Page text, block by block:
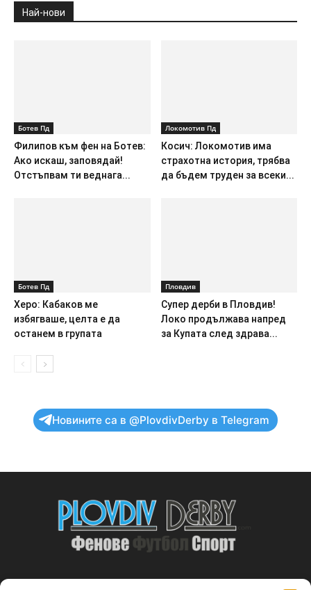
Най-нови
Ботев Пд
Филипов към фен на Ботев:
Ако искаш, заповядай!
Отстъпвам ти веднага...
Локомотив Пд
Косич: Локомотив има
страхотна история, трябва
да бъдем труден за всеки...
Ботев Пд
Херо: Кабаков ме
избягваше, целта е да
останем в групата
Пловдив
Супер дерби в Пловдив!
Локо продължава напред
за Купата след здрава...
Новините са в @PlovdivDerby в Telegram